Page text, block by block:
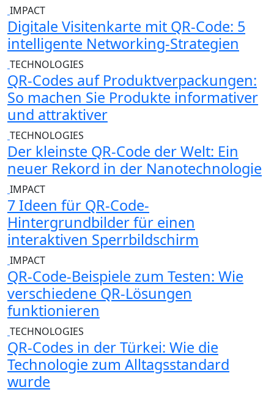
IMPACT
Digitale Visitenkarte mit QR-Code: 5
intelligente Networking-Strategien
TECHNOLOGIES
QR-Codes auf Produktverpackungen:
So machen Sie Produkte informativer
und attraktiver
TECHNOLOGIES
Der kleinste QR-Code der Welt: Ein
neuer Rekord in der Nanotechnologie
IMPACT
7 Ideen für QR-Code-
Hintergrundbilder für einen
interaktiven Sperrbildschirm
IMPACT
QR-Code-Beispiele zum Testen: Wie
verschiedene QR-Lösungen
funktionieren
TECHNOLOGIES
QR-Codes in der Türkei: Wie die
Technologie zum Alltagsstandard
wurde